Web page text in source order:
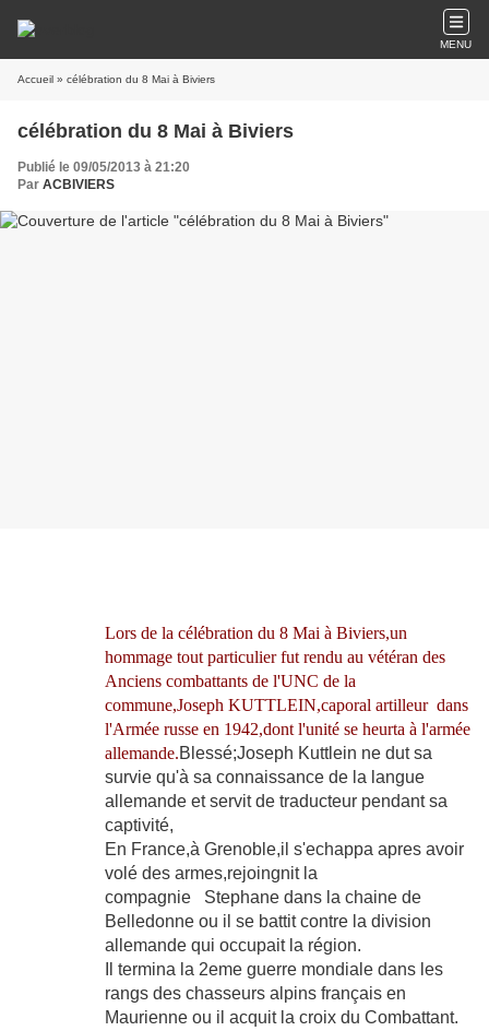
MENU
Accueil » célébration du 8 Mai à Biviers
célébration du 8 Mai à Biviers
Publié le 09/05/2013 à 21:20
Par ACBIVIERS
Lors de la célébration du 8 Mai à Biviers,un
hommage tout particulier fut rendu au vétéran des
Anciens combattants de l'UNC de la
commune,Joseph KUTTLEIN,caporal artilleur dans
l'Armée russe en 1942,dont l'unité se heurta à l'armée
allemande.Blessé;Joseph Kuttlein ne dut sa
survie qu'à sa connaissance de la langue
allemande et servit de traducteur pendant sa
captivité,
En France,à Grenoble,il s'echappa apres avoir
volé des armes,rejoingnit la
compagnie
Stephane dans la chaine de
Belledonne ou il se battit contre la division
allemande qui occupait la région.
Il termina la 2eme guerre mondiale dans les
rangs des chasseurs alpins français en
Maurienne ou il acquit la croix du Combattant.